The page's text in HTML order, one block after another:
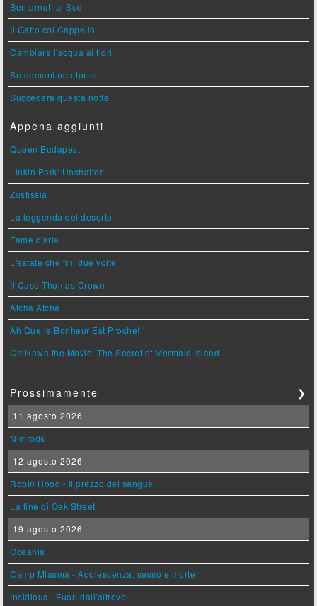
Bentornati al Sud
Il Gatto col Cappello
Cambiare l'acqua ai fiori
Se domani non torno
Succederà questa notte
Appena aggiunti
Queen Budapest
Linkin Park: Unshatter
Zustissia
La leggenda del deserto
Fame d'aria
L'estate che finì due volte
Il Caso Thomas Crown
Atcha Atcha
Ah Que le Bonheur Est Proche!
Chiikawa the Movie: The Secret of Mermaid Island
Prossimamente ❯
11 agosto 2026
Nimrods
12 agosto 2026
Robin Hood - Il prezzo del sangue
La fine di Oak Street
19 agosto 2026
Oceania
Camp Miasma - Adolescenza, sesso e morte
Insidious - Fuori dall'altrove